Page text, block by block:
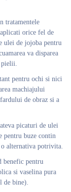
tratamentele
orice fel de
ulei de jojoba pentru
va disparea
pentru ochi si nici
machiajului
de obraz si a
picaturi de ulei
pentru buze contin
alternativa potrivita.
benefic pentru
si vaselina pura
de bine).